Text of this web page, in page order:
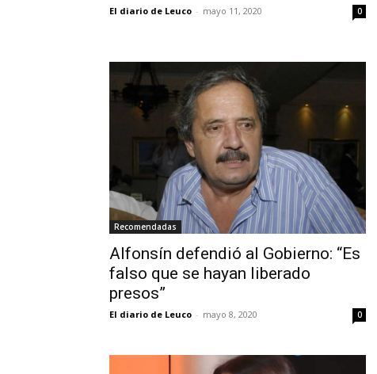
El diario de Leuco - mayo 11, 2020 0
Recomendadas
Alfonsín defendió al Gobierno: “Es
falso que se hayan liberado
presos”
El diario de Leuco - mayo 8, 2020 0